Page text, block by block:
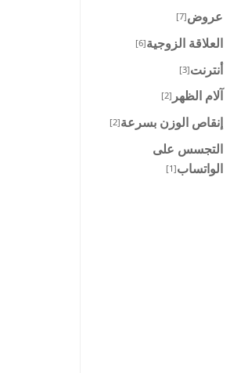
عروض[7]
العلاقة الزوجية[6]
أنترنت[3]
آلام الظهر [2]
إنقاص الوزن بسرعة[2]
التجسس على
الواتساب[1]